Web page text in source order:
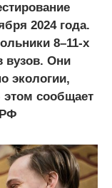
2024 года.
8–11-х
вузов. Они
экологии,
сообщает